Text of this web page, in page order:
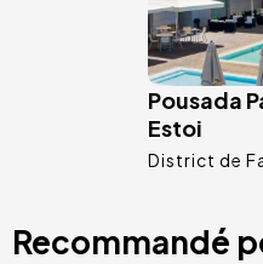
Pousada
Estoi
District de
Recommandé